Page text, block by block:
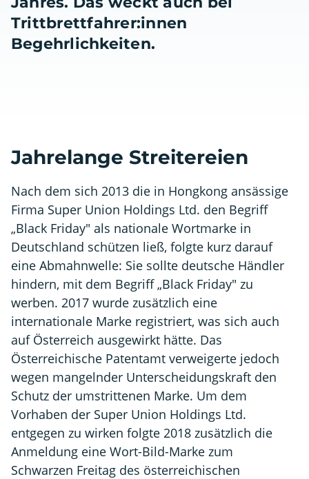
Trittbrettfahrer:innen
Begehrlichkeiten.
Jahrelange Streitereien
Nach dem sich 2013 die in Hongkong ansässige
Firma Super Union Holdings Ltd. den Begriff
„Black Friday" als nationale Wortmarke in
Deutschland schützen ließ, folgte kurz darauf
eine Abmahnwelle: Sie sollte deutsche Händler
hindern, mit dem Begriff „Black Friday" zu
werben. 2017 wurde zusätzlich eine
internationale Marke registriert, was sich auch
auf Österreich ausgewirkt hätte. Das
Österreichische Patentamt verweigerte jedoch
wegen mangelnder Unterscheidungskraft den
Schutz der umstrittenen Marke. Um dem
Vorhaben der Super Union Holdings Ltd.
entgegen zu wirken folgte 2018 zusätzlich die
Anmeldung eine Wort-Bild-Marke zum
Schwarzen Freitag des österreichischen